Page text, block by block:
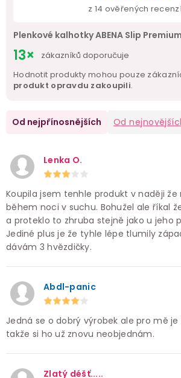
z 14 ověřených
Plenkové kalhotky ABENA Slip Premium
13×
zákazníků doporučuje
Hodnotit produkty mohou pouze
produkt opravdu zakoupili.
Od nejpřínosnějších Od
Lenka O.
Koupila jsem tenhle produkt v naději
během noci v suchu. Bohužel ale říkal
a proteklo to zhruba stejně jako u jeho
Jediné plus je že tyhle lépe tlumily
dávám 3 hvězdičky.
Abdl-panic
Jedná se o dobrý výrobek ale pro mě
takže si ho už znovu neobjednám.
Zlatý déšť.....